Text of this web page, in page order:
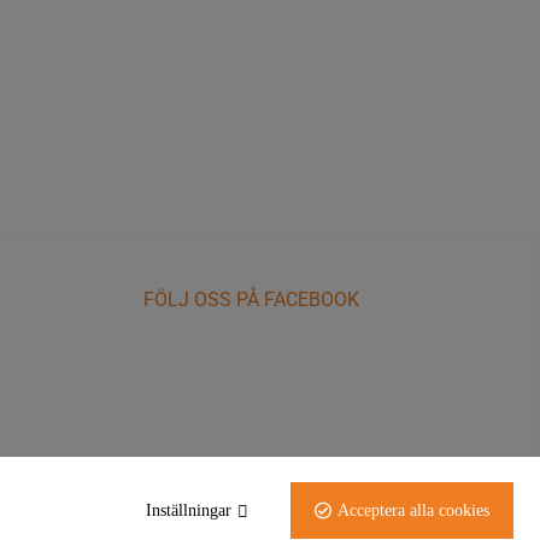
FÖLJ OSS PÅ FACEBOOK
Inställningar Acceptera alla cookies